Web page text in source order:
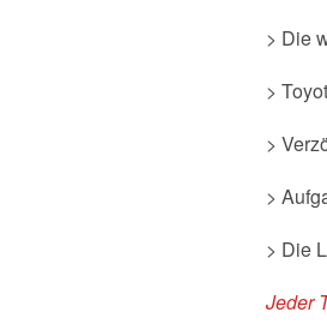
> Die
>
>
>
> Die
Jeder